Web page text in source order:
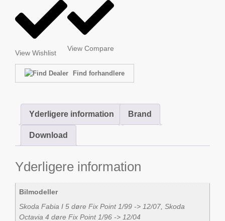
View Wishlist
View Compare
Find forhandlere
Yderligere information Brand
Download
Yderligere information
Bilmodeller
Skoda Fabia I 5 døre Fix Point 1/99 -> 12/07, Skoda
Octavia 4 døre Fix Point 1/96 -> 12/04